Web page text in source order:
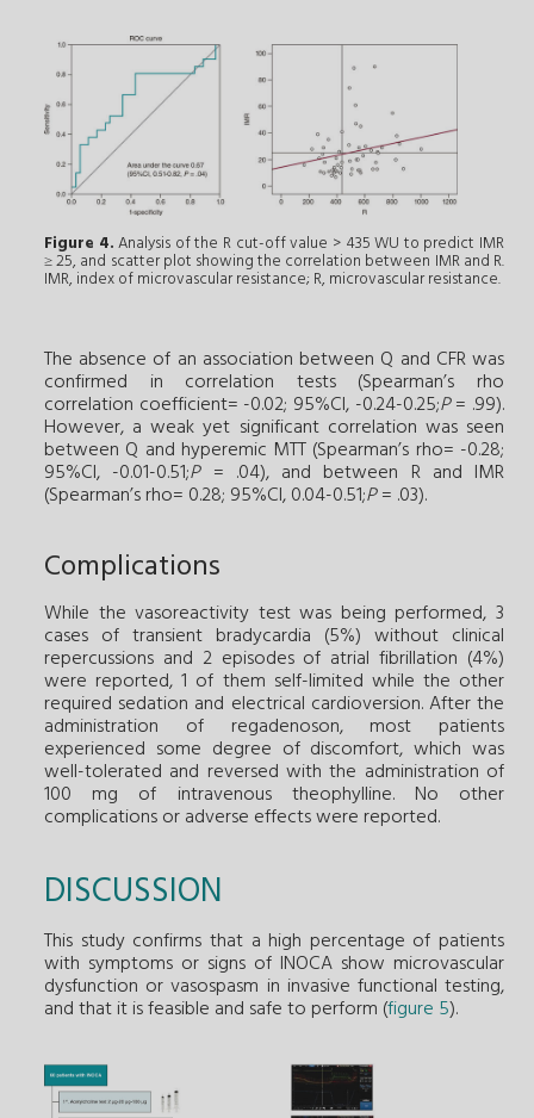
Figure 4.Analysis of the R cut-off value > 435 WU to predict IMR
≥ 25, and scatter plot showing the correlation between IMR and R.
IMR, index of microvascular resistance; R, microvascular resistance.
The absence of an association between Q and CFR was
confirmed in correlation tests (Spearman’s rho
correlation coefficient= -0.02; 95%CI, -0.24-0.25;P= .99).
However, a weak yet significant correlation was seen
between Q and hyperemic MTT (Spearman’s rho= -0.28;
95%CI, -0.01-0.51;P= .04), and between R and IMR
(Spearman’s rho= 0.28; 95%CI, 0.04-0.51;P= .03).
Complications
While the vasoreactivity test was being performed, 3
cases of transient bradycardia (5%) without clinical
repercussions and 2 episodes of atrial fibrillation (4%)
were reported, 1 of them self-limited while the other
required sedation and electrical cardioversion. After the
administration of regadenoson, most patients
experienced some degree of discomfort, which was
well-tolerated and reversed with the administration of
100 mg of intravenous theophylline. No other
complications or adverse effects were reported.
DISCUSSION
This study confirms that a high percentage of patients
with symptoms or signs of INOCA show microvascular
dysfunction or vasospasm in invasive functional testing,
and that it is feasible and safe to perform (figure 5).